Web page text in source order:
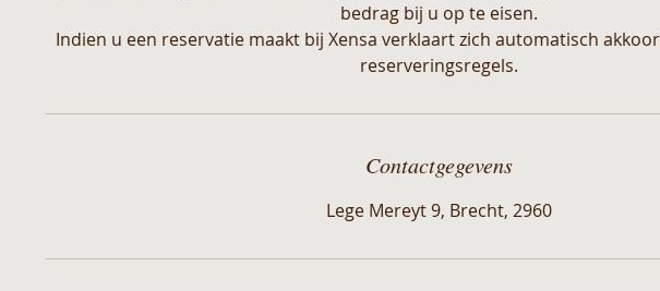
bedrag bij u op te eisen.
Indien u een reservatie maakt bij Xensa verklaart zich automatisch
reserveringsregels.
Contactgegevens
Lege Mereyt 9, Brecht, 2960